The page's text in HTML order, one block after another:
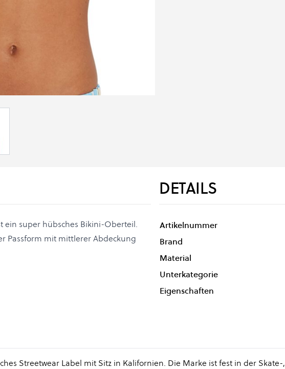
ein super hübsches Bikini-Oberteil.
Passform mit mittlerer Abdeckung
DETAILS
Artikelnummer
Brand
Material
Unterkategorie
Eigenschaften
Streetwear Label mit Sitz in Kalifornien. Die Marke ist fest in der Skate-,